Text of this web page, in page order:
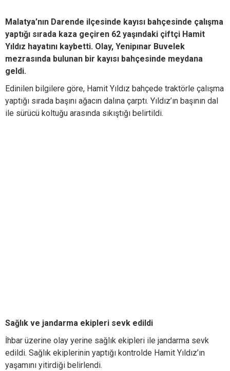
Malatya’nın Darende ilçesinde kayısı bahçesinde çalışma
yaptığı sırada kaza geçiren 62 yaşındaki çiftçi Hamit
Yıldız hayatını kaybetti. Olay, Yenipınar Buvelek
mezrasında bulunan bir kayısı bahçesinde meydana
geldi.
Edinilen bilgilere göre, Hamit Yıldız bahçede traktörle çalışma
yaptığı sırada başını ağacın dalına çarptı. Yıldız’ın başının dal
ile sürücü koltuğu arasında sıkıştığı belirtildi.
Sağlık ve jandarma ekipleri sevk edildi
İhbar üzerine olay yerine sağlık ekipleri ile jandarma sevk
edildi. Sağlık ekiplerinin yaptığı kontrolde Hamit Yıldız’ın
yaşamını yitirdiği belirlendi.